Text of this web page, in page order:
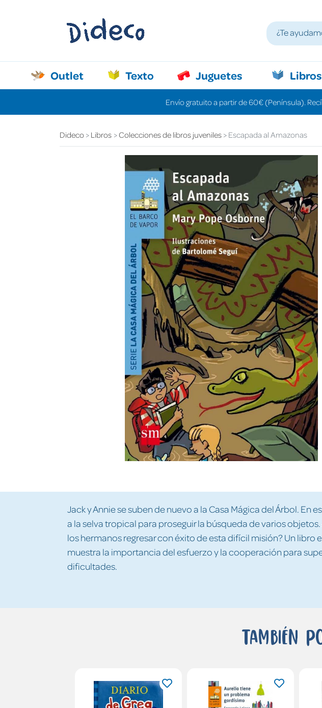
Outlet Texto Juguetes Libros
Envío gratuito a partir de 60€ (Península).
Dideco Libros Colecciones de libros juveniles Escapada al Amazonas
Jack y Annie se suben de nuevo a la Casa Mágica del Árbol. En
a la selva tropical para proseguir la búsqueda de varios objetos.
los hermanos regresar con éxito de esta difícil misión? Un libro
muestra la importancia del esfuerzo y la cooperación para
dificultades.
También